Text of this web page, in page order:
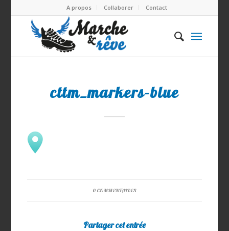
A propos Collaborer Contact
cttm_markers-blue
0 COMMENTAIRES
Partager cet entrée